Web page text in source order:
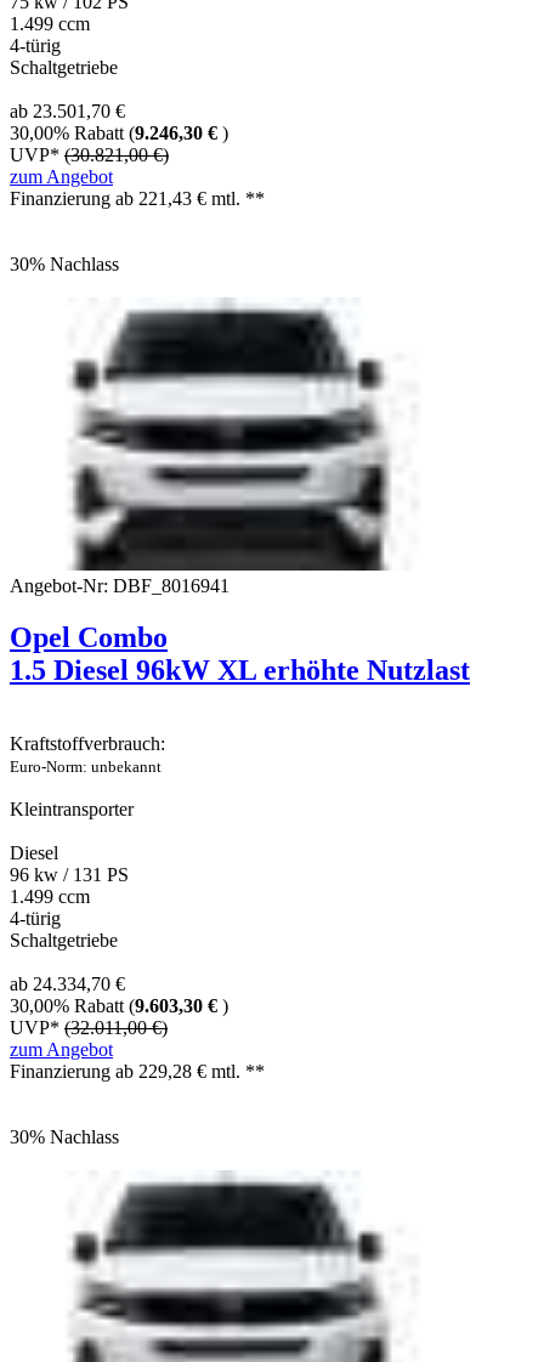
1.499 ccm
4-türig
Schaltgetriebe
ab 23.501,70 €
30,00% Rabatt (9.246,30 € )
UVP* (30.821,00 €)
zum Angebot
Finanzierung ab 221,43 € mtl. **
30% Nachlass
Angebot-Nr: DBF_8016941
Opel Combo
1.5 Diesel 96kW XL erhöhte Nutzlast
Kraftstoffverbrauch:
Euro-Norm: unbekannt
Kleintransporter
Diesel
96 kw / 131 PS
1.499 ccm
4-türig
Schaltgetriebe
ab 24.334,70 €
30,00% Rabatt (9.603,30 € )
UVP* (32.011,00 €)
zum Angebot
Finanzierung ab 229,28 € mtl. **
30% Nachlass